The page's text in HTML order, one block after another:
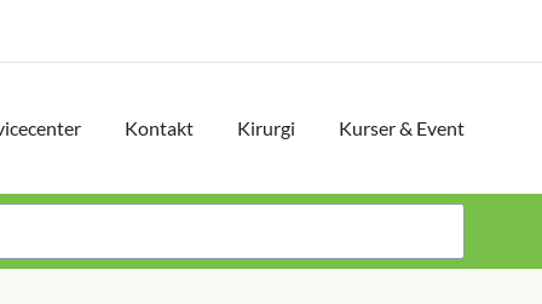
Kontakt Kirurgi Kurser & Event